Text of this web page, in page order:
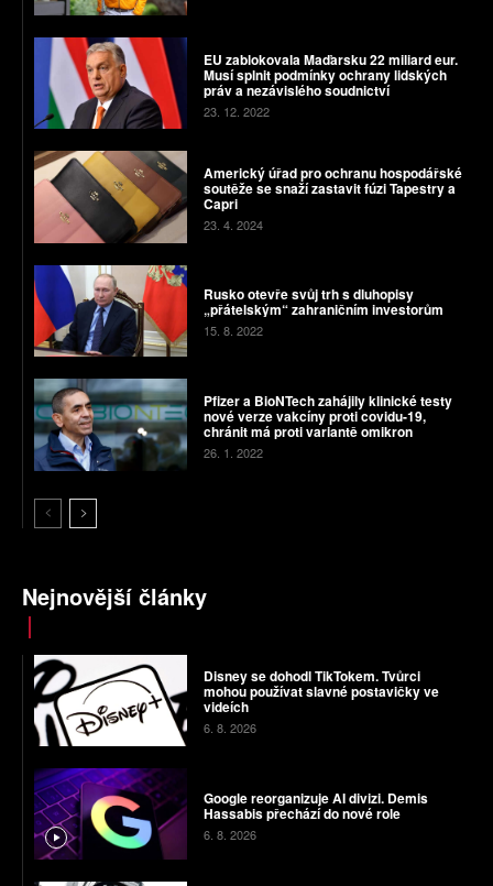
EU zablokovala Maďarsku 22 miliard eur.
Musí splnit podmínky ochrany lidských
práv a nezávislého soudnictví
23. 12. 2022
Americký úřad pro ochranu hospodářské
soutěže se snaží zastavit fúzi Tapestry a
Capri
23. 4. 2024
Rusko otevře svůj trh s dluhopisy
„přátelským“ zahraničním investorům
15. 8. 2022
Pfizer a BioNTech zahájily klinické testy
nové verze vakcíny proti covidu-19,
chránit má proti variantě omikron
26. 1. 2022
Nejnovější články
Disney se dohodl TikTokem. Tvůrci
mohou používat slavné postavičky ve
videích
6. 8. 2026
Google reorganizuje AI divizi. Demis
Hassabis přechází do nové role
6. 8. 2026